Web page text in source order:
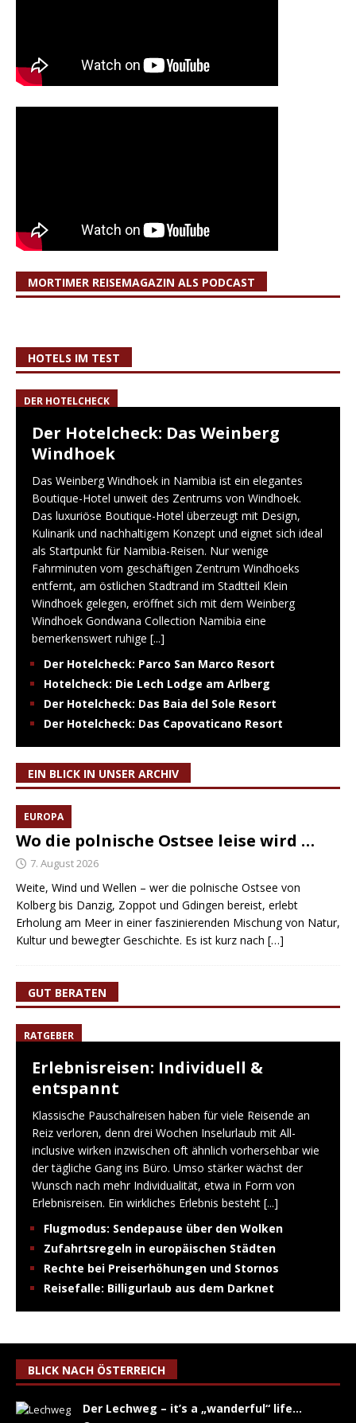
MORTIMER REISEMAGAZIN ALS PODCAST
HOTELS IM TEST
DER HOTELCHECK
Der Hotelcheck: Das Weinberg
Windhoek
Das Weinberg Windhoek in Namibia ist ein elegantes
Boutique-Hotel unweit des Zentrums von Windhoek.
Das luxuriöse Boutique-Hotel überzeugt mit Design,
Kulinarik und nachhaltigem Konzept und eignet sich ideal
als Startpunkt für Namibia-Reisen. Nur wenige
Fahrminuten vom geschäftigen Zentrum Windhoeks
entfernt, am östlichen Stadtrand im Stadtteil Klein
Windhoek gelegen, eröffnet sich mit dem Weinberg
Windhoek Gondwana Collection Namibia eine
bemerkenswert ruhige [...]
Der Hotelcheck: Parco San Marco Resort
Hotelcheck: Die Lech Lodge am Arlberg
Der Hotelcheck: Das Baia del Sole Resort
Der Hotelcheck: Das Capovaticano Resort
EIN BLICK IN UNSER ARCHIV
EUROPA
Wo die polnische Ostsee leise wird …
7. August 2026
Weite, Wind und Wellen – wer die polnische Ostsee von
Kolberg bis Danzig, Zoppot und Gdingen bereist, erlebt
Erholung am Meer in einer faszinierenden Mischung von Natur,
Kultur und bewegter Geschichte. Es ist kurz nach […]
GUT BERATEN
RATGEBER
Erlebnisreisen: Individuell &
entspannt
Klassische Pauschalreisen haben für viele Reisende an
Reiz verloren, denn drei Wochen Inselurlaub mit All-
inclusive wirken inzwischen oft ähnlich vorhersehbar wie
der tägliche Gang ins Büro. Umso stärker wächst der
Wunsch nach mehr Individualität, etwa in Form von
Erlebnisreisen. Ein wirkliches Erlebnis besteht [...]
Flugmodus: Sendepause über den Wolken
Zufahrtsregeln in europäischen Städten
Rechte bei Preiserhöhungen und Stornos
Reisefalle: Billigurlaub aus dem Darknet
BLICK NACH ÖSTERREICH
Der Lechweg – it’s a „wanderful“ life…